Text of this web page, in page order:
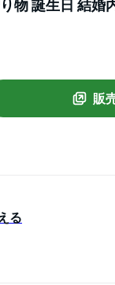
物 誕生日 結
料無料 のし 熨
販
る